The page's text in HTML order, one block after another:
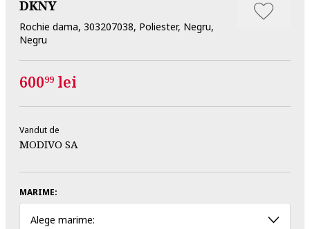
DKNY
Rochie dama, 303207038, Poliester, Negru,
Negru
60099 lei
Vandut de
MODIVO SA
MARIME:
Alege marime: